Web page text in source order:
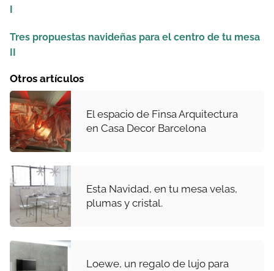
I
Tres propuestas navideñas para el centro de tu mesa
II
Otros artículos
El espacio de Finsa Arquitectura
en Casa Decor Barcelona
Esta Navidad, en tu mesa velas,
plumas y cristal.
Loewe, un regalo de lujo para